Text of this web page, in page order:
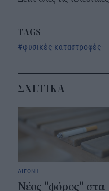
TAGS
φυσικές καταστροφές
ΣΧΕΤΙΚΑ
ΔΙΕΘΝΗ
Νέος "φόρος" στα